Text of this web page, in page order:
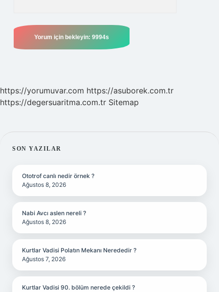
https://yorumuvar.com https://asuborek.com.tr
https://degersuaritma.com.tr Sitemap
SIDEBAR
SON YAZILAR
Ototrof canlı nedir örnek ?
Ağustos 8, 2026
Nabi Avcı aslen nereli ?
Ağustos 8, 2026
Kurtlar Vadisi Polatın Mekanı Nerededir ?
Ağustos 7, 2026
Kurtlar Vadisi 90. bölüm nerede çekildi ?